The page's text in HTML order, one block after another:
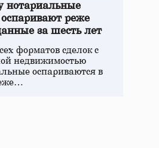
нотариальные
оспаривают реже
за шесть лет
форматов сделок с
недвижимостью
оспариваются в